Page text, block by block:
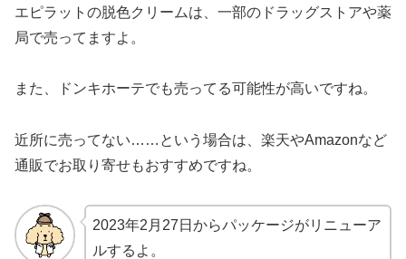
エピラットの脱色クリームは、一部のドラッグストアや薬
局で売ってますよ。
また、ドンキホーテでも売ってる可能性が高いですね。
近所に売ってない……という場合は、楽天やAmazonなど
通販でお取り寄せもおすすめですね。
2023年2月27日からパッケージがリニューア
ルするよ。